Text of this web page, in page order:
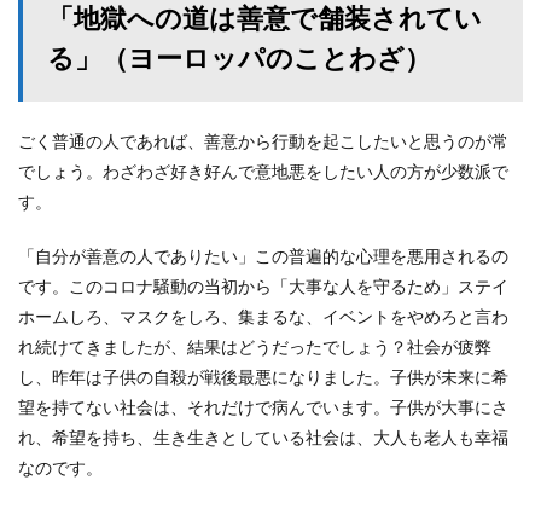
「地獄への道は善意で舗装されてい
る」（ヨーロッパのことわざ）
ごく普通の人であれば、善意から行動を起こしたいと思うのが常
でしょう。わざわざ好き好んで意地悪をしたい人の方が少数派で
す。
「自分が善意の人でありたい」この普遍的な心理を悪用されるの
です。このコロナ騒動の当初から「大事な人を守るため」ステイ
ホームしろ、マスクをしろ、集まるな、イベントをやめろと言わ
れ続けてきましたが、結果はどうだったでしょう？社会が疲弊
し、昨年は子供の自殺が戦後最悪になりました。子供が未来に希
望を持てない社会は、それだけで病んでいます。子供が大事にさ
れ、希望を持ち、生き生きとしている社会は、大人も老人も幸福
なのです。